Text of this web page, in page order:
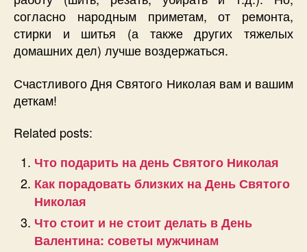
согласно народным приметам, от ремонта,
стирки и шитья (а также других тяжелых
домашних дел) лучше воздержаться.
Счастливого Дня Святого Николая вам и вашим
деткам!
Related posts:
Что подарить на день Святого Николая
Как порадовать близких на День Святого
Николая
Что стоит и не стоит делать в День
Валентина: советы мужчинам